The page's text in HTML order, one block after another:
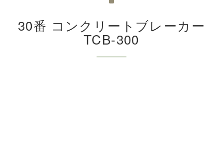
30番 コンクリートブレーカー
TCB-300